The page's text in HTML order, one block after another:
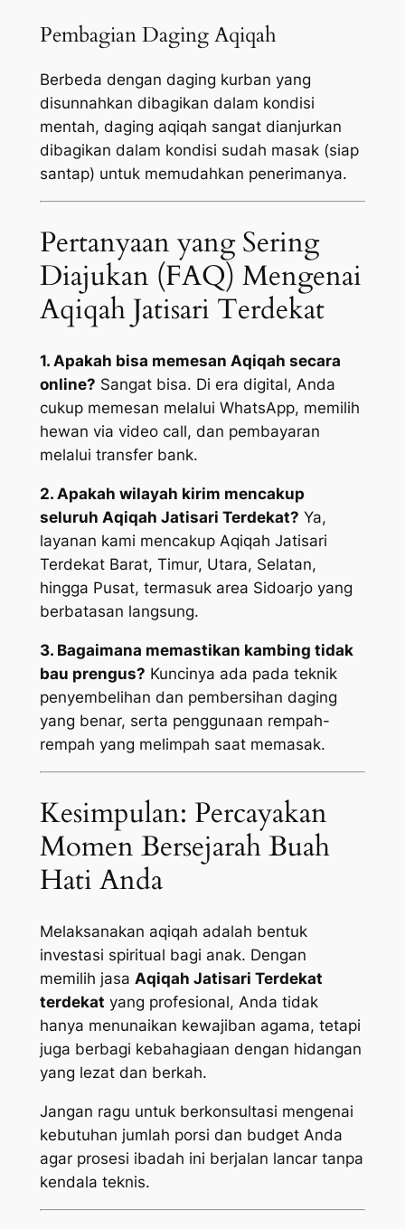
Pembagian Daging Aqiqah
Berbeda dengan daging kurban yang
disunnahkan dibagikan dalam kondisi
mentah, daging aqiqah sangat dianjurkan
dibagikan dalam kondisi sudah masak (siap
santap) untuk memudahkan penerimanya.
Pertanyaan yang Sering
Diajukan (FAQ) Mengenai
Aqiqah Jatisari Terdekat
1. Apakah bisa memesan Aqiqah secara
online? Sangat bisa. Di era digital, Anda
cukup memesan melalui WhatsApp, memilih
hewan via video call, dan pembayaran
melalui transfer bank.
2. Apakah wilayah kirim mencakup
seluruh Aqiqah Jatisari Terdekat? Ya,
layanan kami mencakup Aqiqah Jatisari
Terdekat Barat, Timur, Utara, Selatan,
hingga Pusat, termasuk area Sidoarjo yang
berbatasan langsung.
3. Bagaimana memastikan kambing tidak
bau prengus? Kuncinya ada pada teknik
penyembelihan dan pembersihan daging
yang benar, serta penggunaan rempah-
rempah yang melimpah saat memasak.
Kesimpulan: Percayakan
Momen Bersejarah Buah
Hati Anda
Melaksanakan aqiqah adalah bentuk
investasi spiritual bagi anak. Dengan
memilih jasa Aqiqah Jatisari Terdekat
terdekat yang profesional, Anda tidak
hanya menunaikan kewajiban agama, tetapi
juga berbagi kebahagiaan dengan hidangan
yang lezat dan berkah.
Jangan ragu untuk berkonsultasi mengenai
kebutuhan jumlah porsi dan budget Anda
agar prosesi ibadah ini berjalan lancar tanpa
kendala teknis.